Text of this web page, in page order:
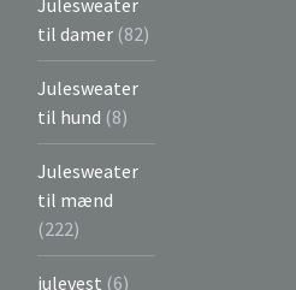
til damer (82)
Julesweater
til hund (8)
Julesweater
til mænd
(222)
julevest (6)